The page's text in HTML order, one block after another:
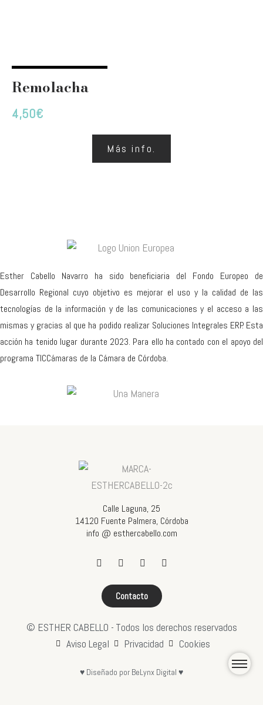
Remolacha
4,50€
Más info.
Esther Cabello Navarro ha sido beneficiaria del Fondo Europeo de
Desarrollo Regional cuyo objetivo es mejorar el uso y la calidad de las
tecnologías de la información y de las comunicaciones y el acceso a las
mismas y gracias al que ha podido realizar Soluciones Integrales ERP. Esta
acción ha tenido lugar durante 2023. Para ello ha contado con el apoyo del
programa TICCámaras de la Cámara de Córdoba.
Calle Laguna, 25
14120 Fuente Palmera, Córdoba
info @ esthercabello.com
Contacto
© ESTHER CABELLO - Todos los derechos reservados
Aviso Legal
Privacidad Cookies
♥ Diseñado por BeLynx Digital ♥